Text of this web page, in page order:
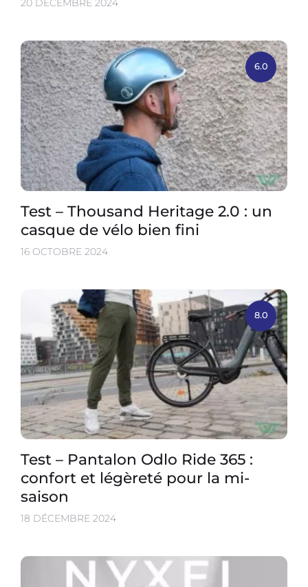
20 DÉCEMBRE 2024
6.0
Test – Thousand Heritage 2.0 : un
casque de vélo bien fini
16 OCTOBRE 2024
8.0
Test – Pantalon Odlo Ride 365 :
confort et légèreté pour la mi-
saison
18 DÉCEMBRE 2024